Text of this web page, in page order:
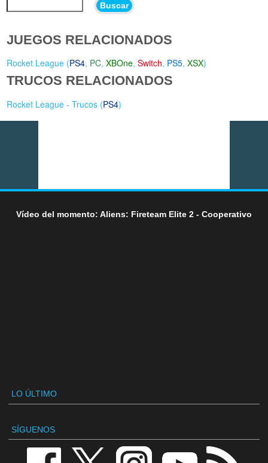
Buscar
JUEGOS RELACIONADOS
Rocket League (PS4, PC,XBOne,Switch, PS5,XSX)
TRUCOS RELACIONADOS
Rocket League - Trucos (PS4)
Vídeo del momento: Aliens: Fireteam Elite 2 - Cooperativo
LO ÚLTIMO
SÍGUENOS